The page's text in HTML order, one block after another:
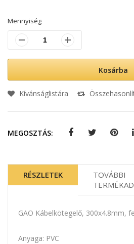
Mennyiség
Kosárba
Kívánságlistára
MEGOSZTÁS:
RÉSZLETEK
TOVÁBBI
GAO Kábelkötegelő, 300x4.8mm,
Anyaga: PVC